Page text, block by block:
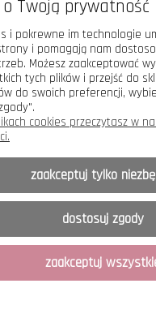
Pomoc
Moje konto
Maxsote.pl
- Elegy theme - All
Copyright © ANCORA
przez
Toruń, ul. Królowej
tekstów oraz zdjęć
mediach elektronicznych jak
wyłącznie za pisemną zgodą
Twoją prywatność
i pokrewne im technologie
i pomagają nam
Możesz zaakceptować
tych plików i przejść do
do swoich preferencji,
cookies przeczytasz w
zaakceptuj tylko
dostosuj zgody
zaakceptuj